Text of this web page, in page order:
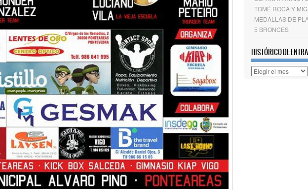
TOMÉ ROCA Y
MEDALLAS DE
5 BRONCES
HISTÓRICO DE
Histórico